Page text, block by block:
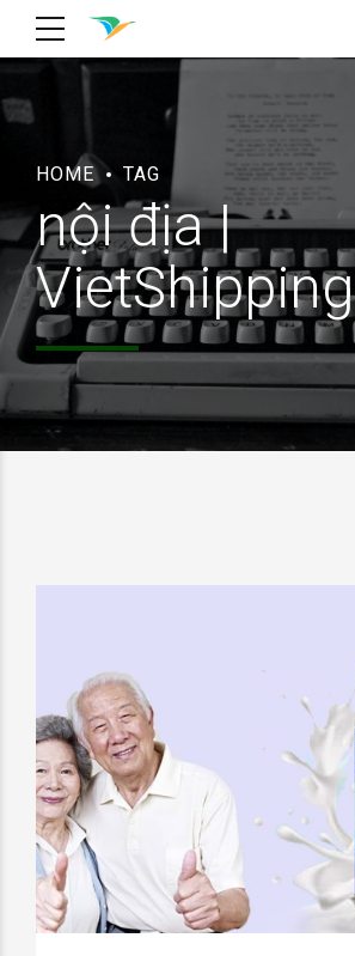
HOME TAG
nội địa |
VietShipping